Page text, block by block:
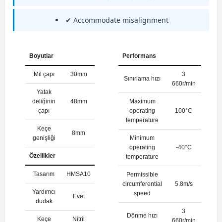
✔ Accommodate misalignment
Boyutlar
Mil çapı 30mm
Yatak
deliğinin
çapı
48mm
Keçe
genişliği
8mm
Özellikler
Tasarım HMSA10
Yardımcı
dudak
Evet
Keçe
Nitril
Performans
Sınırlama hızı
3
660r/min
Maximum
operating
temperature
100°C
Minimum
operating
temperature
-40°C
Permissible
circumferential
speed
5.8m/s
Dönme hızı
3
660r/min